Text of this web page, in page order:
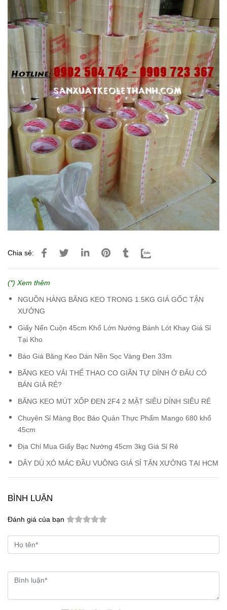
Chia sẻ:
(*) Xem thêm
NGUỒN HÀNG BĂNG KEO TRONG 1.5KG GIÁ GỐC TẬN
XƯỞNG
Giấy Nến Cuộn 45cm Khổ Lớn Nướng Bánh Lót Khay Giá Sỉ
Tại Kho
Báo Giá Băng Keo Dán Nền Sọc Vàng Đen 33m
BĂNG KEO VẢI THỂ THAO CO GIÃN TỰ DÍNH Ở ĐÂU CÓ
BÁN GIÁ RẺ?
BĂNG KEO MÚT XỐP ĐEN 2F4 2 MẶT SIÊU DÍNH SIÊU RẺ
Chuyên Sỉ Màng Bọc Bảo Quản Thực Phẩm Mango 680 khổ
45cm
Địa Chỉ Mua Giấy Bạc Nướng 45cm 3kg Giá Sỉ Rẻ
DÂY DÙ XỎ MÁC ĐẦU VUÔNG GIÁ SỈ TẬN XƯỞNG TẠI HCM
BÌNH LUẬN
Đánh giá của bạn